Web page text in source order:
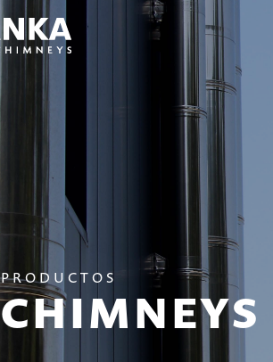
PRODUCTOS
CHIMNEYS